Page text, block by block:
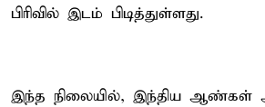
பிரிவில் இடம் பிடித்துள்ளது.
இந்த நிலையில், இந்திய ஆண்கள்